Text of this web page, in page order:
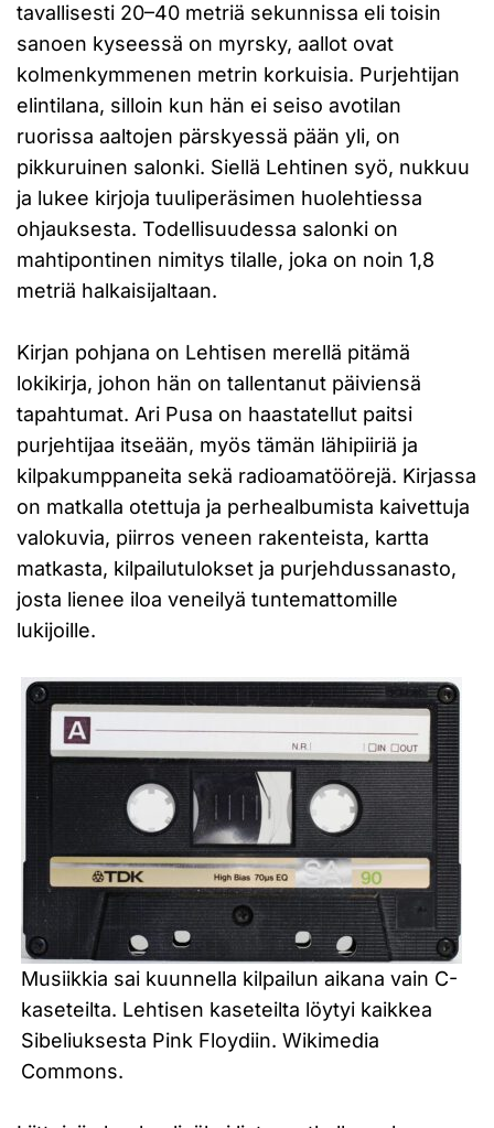
tavallisesti 20–40 metriä sekunnissa eli toisin
sanoen kyseessä on myrsky, aallot ovat
kolmenkymmenen metrin korkuisia. Purjehtijan
elintilana, silloin kun hän ei seiso avotilan
ruorissa aaltojen pärskyessä pään yli, on
pikkuruinen salonki. Siellä Lehtinen syö, nukkuu
ja lukee kirjoja tuuliperäsimen huolehtiessa
ohjauksesta. Todellisuudessa salonki on
mahtipontinen nimitys tilalle, joka on noin 1,8
metriä halkaisijaltaan.
Kirjan pohjana on Lehtisen merellä pitämä
lokikirja, johon hän on tallentanut päiviensä
tapahtumat. Ari Pusa on haastatellut paitsi
purjehtijaa itseään, myös tämän lähipiiriä ja
kilpakumppaneita sekä radioamatöörejä. Kirjassa
on matkalla otettuja ja perhealbumista kaivettuja
valokuvia, piirros veneen rakenteista, kartta
matkasta, kilpailutulokset ja purjehdussanasto,
josta lienee iloa veneilyä tuntemattomille
lukijoille.
Musiikkia sai kuunnella kilpailun aikana vain C-
kaseteilta. Lehtisen kaseteilta löytyi kaikkea
Sibeliuksesta Pink Floydiin. Wikimedia
Commons.